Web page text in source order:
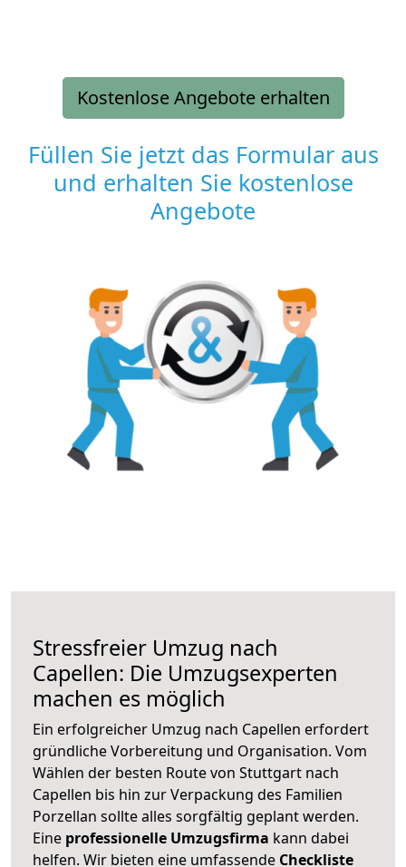
Kostenlose Angebote erhalten
Füllen Sie jetzt das Formular aus
und erhalten Sie kostenlose
Angebote
Stressfreier Umzug nach
Capellen: Die Umzugsexperten
machen es möglich
Ein erfolgreicher Umzug nach Capellen erfordert
gründliche Vorbereitung und Organisation. Vom
Wählen der besten Route von Stuttgart nach
Capellen bis hin zur Verpackung des Familien
Porzellan sollte alles sorgfältig geplant werden.
Eine professionelle Umzugsfirma kann dabei
helfen. Wir bieten eine umfassende Checkliste